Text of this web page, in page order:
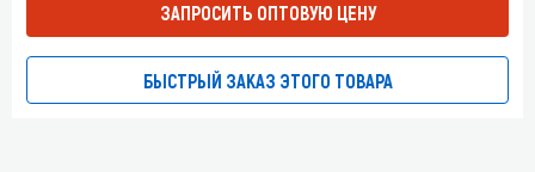
ЗАПРОСИТЬ ОПТОВУЮ ЦЕНУ
БЫСТРЫЙ ЗАКАЗ ЭТОГО ТОВАРА